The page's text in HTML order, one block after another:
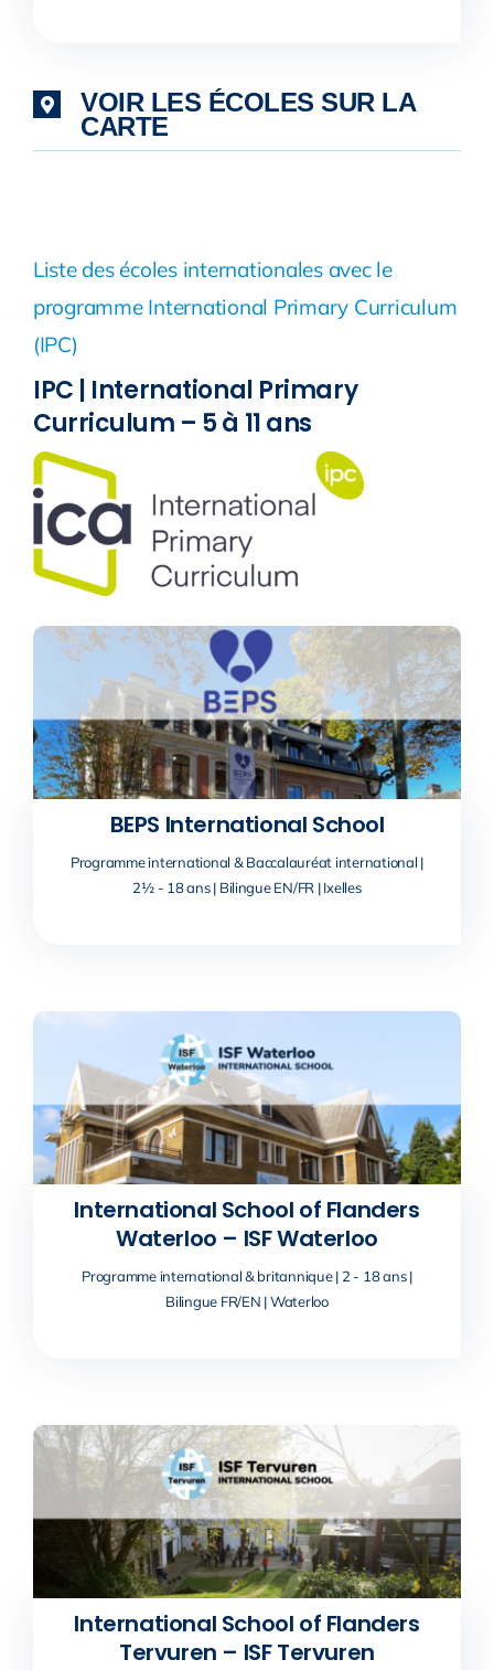
VOIR LES ÉCOLES SUR LA
CARTE
Liste des écoles internationales avec le
programme International Primary Curriculum
(IPC)
IPC | International Primary
Curriculum – 5 à 11 ans
BEPS International School
Programme international & Baccalauréat international |
2½ - 18 ans | Bilingue EN/FR | Ixelles
International School of Flanders
Waterloo – ISF Waterloo
Programme international & britannique | 2 - 18 ans |
Bilingue FR/EN | Waterloo
International School of Flanders
Tervuren – ISF Tervuren